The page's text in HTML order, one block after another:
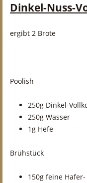
Dinkel-Nuss-
ergibt 2 Brote
Poolish
250g Dinkel-
250g Wasser
1g Hefe
Brühstück
150g feine